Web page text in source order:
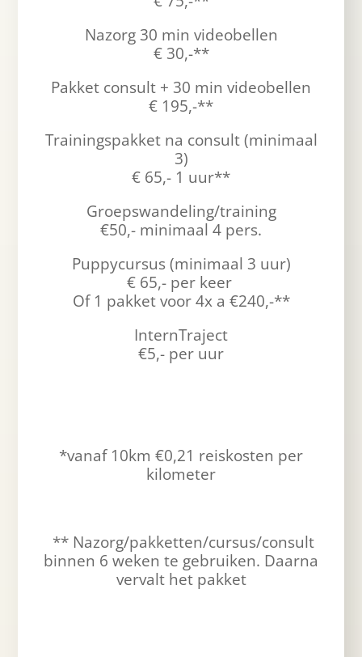
Nazorg 30 min videobellen
€ 30,-**
Pakket consult + 30 min videobellen
€ 195,-**
Trainingspakket na consult (minimaal
3)
€ 65,- 1 uur**
Groepswandeling/training
€50,- minimaal 4 pers.
Puppycursus (minimaal 3 uur)
€ 65,- per keer
Of 1 pakket voor 4x a €240,-**
InternTraject
€5,- per uur
*vanaf 10km €0,21 reiskosten per
kilometer
** Nazorg/pakketten/cursus/consult
binnen 6 weken te gebruiken. Daarna
vervalt het pakket